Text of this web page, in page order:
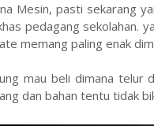
Mesin, pasti sekarang
pedagang sekolahan.
memang paling enak
mau beli dimana telur
dan bahan tentu tidak